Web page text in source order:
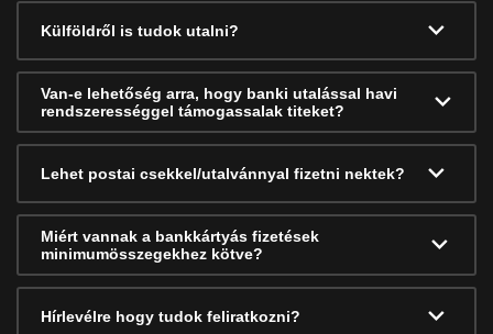
Külföldről is tudok utalni?
Van-e lehetőség arra, hogy banki utalással havi
rendszerességgel támogassalak titeket?
Lehet postai csekkel/utalvánnyal fizetni nektek?
Miért vannak a bankkártyás fizetések
minimumösszegekhez kötve?
Hírlevélre hogy tudok feliratkozni?